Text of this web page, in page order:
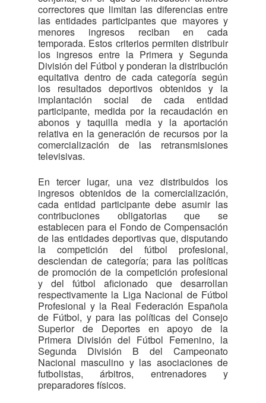
correctores que limitan las diferencias entre
las entidades participantes que mayores y
menores ingresos reciban en cada
temporada. Estos criterios permiten distribuir
los ingresos entre la Primera y Segunda
División del Fútbol y ponderan la distribución
equitativa dentro de cada categoría según
los resultados deportivos obtenidos y la
implantación social de cada entidad
participante, medida por la recaudación en
abonos y taquilla media y la aportación
relativa en la generación de recursos por la
comercialización de las retransmisiones
televisivas.
En tercer lugar, una vez distribuidos los
ingresos obtenidos de la comercialización,
cada entidad participante debe asumir las
contribuciones obligatorias que se
establecen para el Fondo de Compensación
de las entidades deportivas que, disputando
la competición del fútbol profesional,
desciendan de categoría; para las políticas
de promoción de la competición profesional
y del fútbol aficionado que desarrollan
respectivamente la Liga Nacional de Fútbol
Profesional y la Real Federación Española
de Fútbol, y para las políticas del Consejo
Superior de Deportes en apoyo de la
Primera División del Fútbol Femenino, la
Segunda División B del Campeonato
Nacional masculino y las asociaciones de
futbolistas, árbitros, entrenadores y
preparadores físicos.